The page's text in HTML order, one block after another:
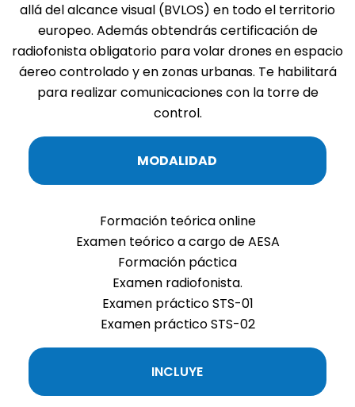
allá del alcance visual (BVLOS) en todo el territorio
europeo. Además obtendrás certificación de
radiofonista obligatorio para volar drones en espacio
áereo controlado y en zonas urbanas. Te habilitará
para realizar comunicaciones con la torre de
control.
MODALIDAD
Formación teórica online
Examen teórico a cargo de AESA
Formación páctica
Examen radiofonista.
Examen práctico STS-01
Examen práctico STS-02
INCLUYE